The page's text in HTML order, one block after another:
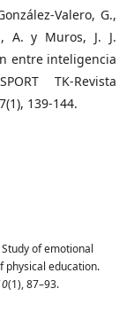
Valero, G.,
A. y Muros, J. J.
entre inteligencia
TK-Revista
139-144.
of emotional
physical education.
(1), 87–93.